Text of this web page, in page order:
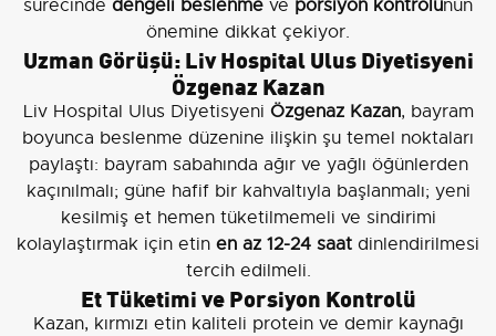
sürecinde dengeli beslenme ve porsiyon kontrolünün
önemine dikkat çekiyor.
Uzman Görüşü: Liv Hospital Ulus Diyetisyeni
Özgenaz Kazan
Liv Hospital Ulus Diyetisyeni Özgenaz Kazan, bayram
boyunca beslenme düzenine ilişkin şu temel noktaları
paylaştı: bayram sabahında ağır ve yağlı öğünlerden
kaçınılmalı; güne hafif bir kahvaltıyla başlanmalı; yeni
kesilmiş et hemen tüketilmemeli ve sindirimi
kolaylaştırmak için etin en az 12-24 saat dinlendirilmesi
tercih edilmeli.
Et Tüketimi ve Porsiyon Kontrolü
Kazan, kırmızı etin kaliteli protein ve demir kaynağı